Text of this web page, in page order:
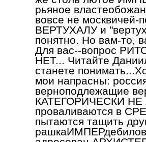
рьяное
вовсе не москвичей-
ВЕРТУХАЛУ и
понятно. Но вам-то,
Для вас--вопрос
НЕТ... Читайте
станете
мои напрасны:
верноподлежащие
КАТЕГОРИЧЕСКИ
проваливаются в
пытаются тащить
рашкаИМПЕРдебилов